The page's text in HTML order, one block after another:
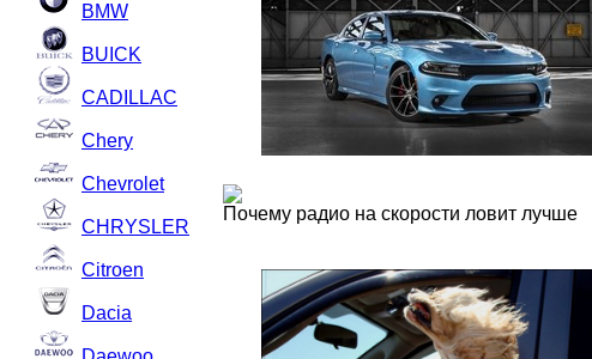
BMW
BUICK
CADILLAC
Chery
Chevrolet
CHRYSLER
Citroen
Dacia
Почему радио на скорости ловит лучше